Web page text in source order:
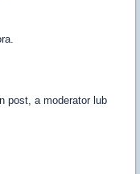
post, a moderator lub